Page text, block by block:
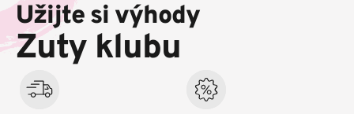
a
í
Užijte si výhody
Zuty klubu